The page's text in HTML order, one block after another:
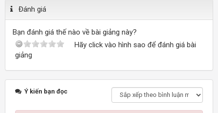
Đánh giá
Bạn đánh giá thế nào về bài giảng này?
Hãy click vào hình sao để đánh giá bài
giảng
Ý kiến bạn đọc